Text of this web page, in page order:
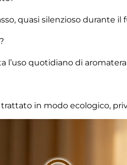
quasi silenzioso durante
l’uso quotidiano di
in modo ecologico,